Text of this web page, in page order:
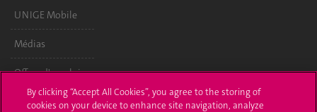
UNIGE Mobile
Médias
Offres d'emploi
Bibliothèque
By clicking “Accept All Cookies”, you agree to the storing of
cookies on your device to enhance site navigation, analyze